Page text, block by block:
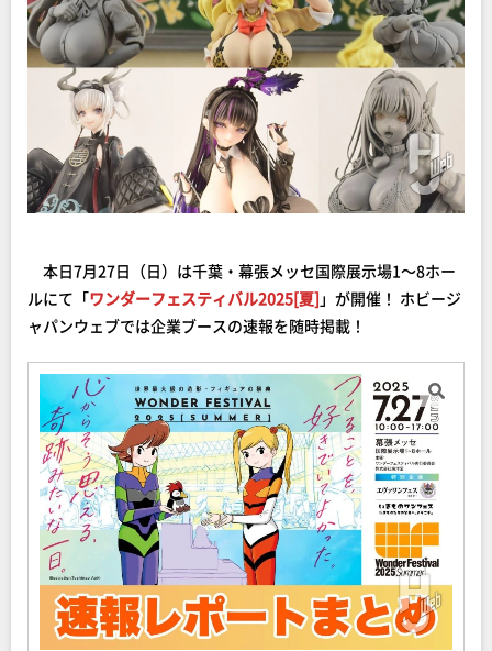
本日7月27日（日）は千葉・幕張メッセ国際展示場1～8ホー
ルにて「ワンダーフェスティバル2025[夏] 」が開催！ ホビージ
ャパンウェブでは企業ブースの速報を随時掲載！